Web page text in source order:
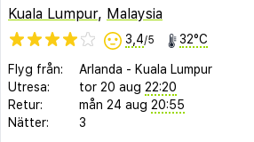
Kuala Lumpur, Malaysia
3,4/5 32°C
Flyg från: Arlanda - Kuala Lumpur
Utresa:
tor 20 aug 22:20
Retur:
mån 24 aug 20:55
Nätter:
3